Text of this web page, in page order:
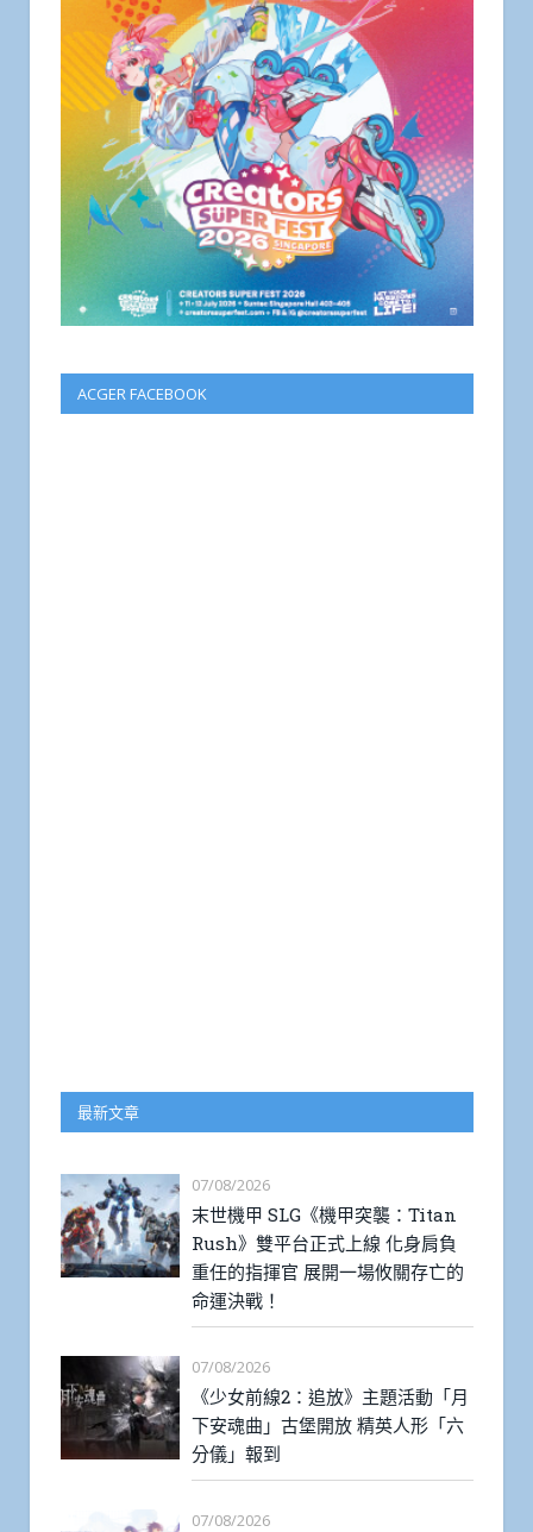
ACGER FACEBOOK
最新文章
07/08/2026
末世機甲 SLG《機甲突襲：Titan
Rush》雙平台正式上線 化身肩負
重任的指揮官 展開一場攸關存亡的
命運決戰！
07/08/2026
《少女前線2：追放》主題活動「月
下安魂曲」古堡開放 精英人形「六
分儀」報到
07/08/2026